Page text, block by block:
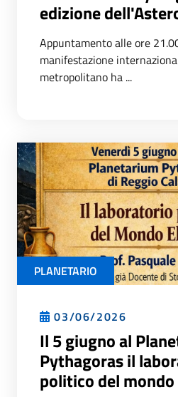
edizione
Appuntamento alle ore
manifestazione
metropolitano ha ...
PLANETARIO
03/06/2026
Il 5 giugno al
Pythagoras il
politico del